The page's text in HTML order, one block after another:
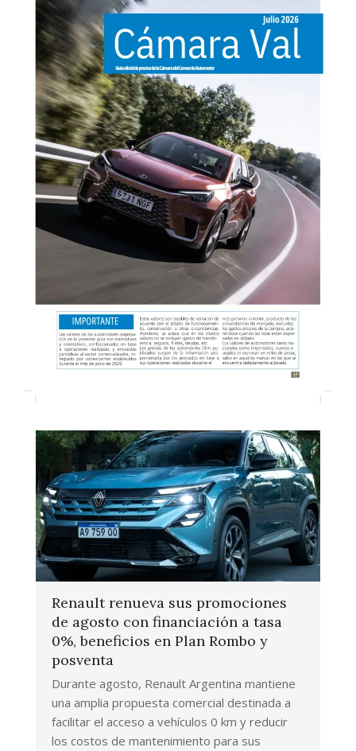
Renault renueva sus promociones
de agosto con financiación a tasa
0%, beneficios en Plan Rombo y
posventa
Durante agosto, Renault Argentina mantiene
una amplia propuesta comercial destinada a
facilitar el acceso a vehículos 0 km y reducir
los costos de mantenimiento para sus